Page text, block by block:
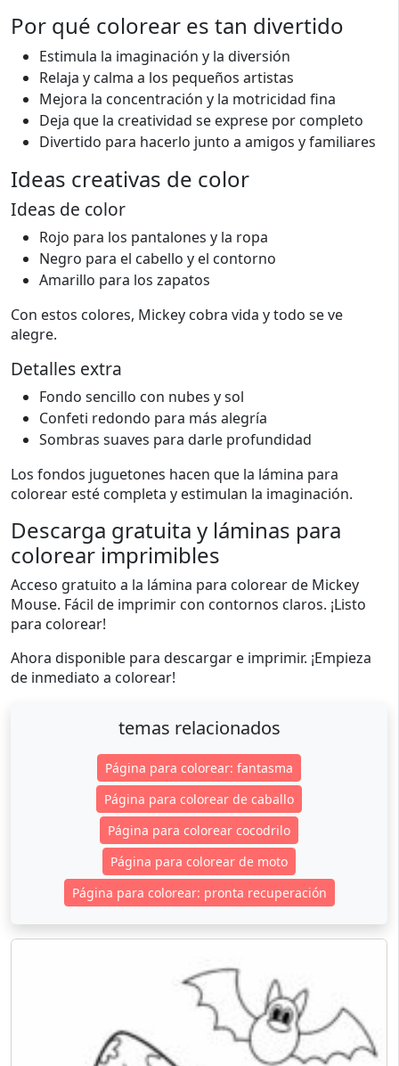
Por qué colorear es tan divertido
Estimula la imaginación y la diversión
Relaja y calma a los pequeños artistas
Mejora la concentración y la motricidad fina
Deja que la creatividad se exprese por completo
Divertido para hacerlo junto a amigos y familiares
Ideas creativas de color
Ideas de color
Rojo para los pantalones y la ropa
Negro para el cabello y el contorno
Amarillo para los zapatos
Con estos colores, Mickey cobra vida y todo se ve
alegre.
Detalles extra
Fondo sencillo con nubes y sol
Confeti redondo para más alegría
Sombras suaves para darle profundidad
Los fondos juguetones hacen que la lámina para
colorear esté completa y estimulan la imaginación.
Descarga gratuita y láminas para
colorear imprimibles
Acceso gratuito a la lámina para colorear de Mickey
Mouse. Fácil de imprimir con contornos claros. ¡Listo
para colorear!
Ahora disponible para descargar e imprimir. ¡Empieza
de inmediato a colorear!
temas relacionados
Página para colorear: fantasma
Página para colorear de caballo
Página para colorear cocodrilo
Página para colorear de moto
Página para colorear: pronta recuperación